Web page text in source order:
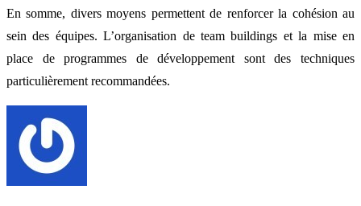
En somme, divers moyens permettent de renforcer la cohésion au
sein des équipes. L’organisation de team buildings et la mise en
place de programmes de développement sont des techniques
particulièrement recommandées.